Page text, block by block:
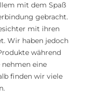
mit dem Spaß
gebracht.
mit ihren
Wir haben jedoch
während
eine
finden wir viele